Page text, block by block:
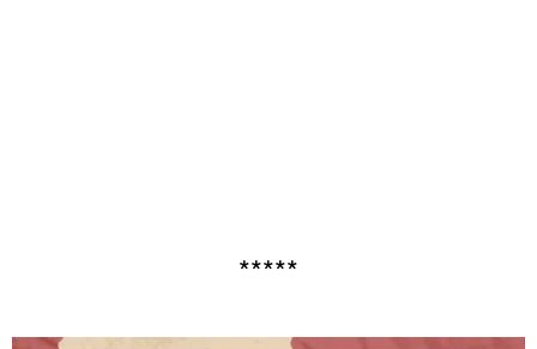
*****